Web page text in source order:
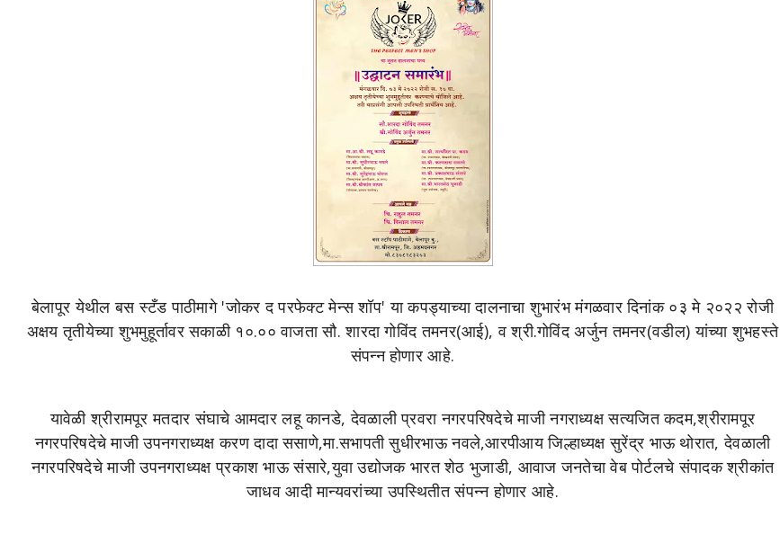
बेलापूर येथील बस स्टँड पाठीमागे 'जोकर द परफेक्ट मेन्स शॉप' या कपड्याच्या दालनाचा शुभारंभ मंगळवार दिनांक ०३ मे २०२२ रोजी
अक्षय तृतीयेच्या शुभमुहूर्तावर सकाळी १०.०० वाजता सौ. शारदा गोविंद तमनर(आई), व श्री.गोविंद अर्जुन तमनर(वडील) यांच्या शुभहस्ते
संपन्न होणार आहे.
यावेळी श्रीरामपूर मतदार संघाचे आमदार लहू कानडे, देवळाली प्रवरा नगरपरिषदेचे माजी नगराध्यक्ष सत्यजित कदम,श्रीरामपूर
नगरपरिषदेचे माजी उपनगराध्यक्ष करण दादा ससाणे,मा.सभापती सुधीरभाऊ नवले,आरपीआय जिल्हाध्यक्ष सुरेंद्र भाऊ थोरात, देवळाली
नगरपरिषदेचे माजी उपनगराध्यक्ष प्रकाश भाऊ संसारे,युवा उद्योजक भारत शेठ भुजाडी, आवाज जनतेचा वेब पोर्टलचे संपादक श्रीकांत
जाधव आदी मान्यवरांच्या उपस्थितीत संपन्न होणार आहे.